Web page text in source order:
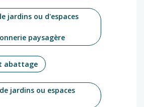
jardins ou d'espaces
paysagère
abattage
jardins ou espaces